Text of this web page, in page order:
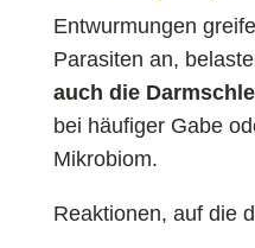
Entwurmungen
Parasiten an,
auch die
bei häufiger Gabe
Mikrobiom.
Reaktionen, auf die